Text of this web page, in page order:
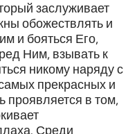
заслуживает
обожествлять и
и бояться Его,
Ним, взывать к
никому наряду с
прекрасных и
проявляется в том,
Среди